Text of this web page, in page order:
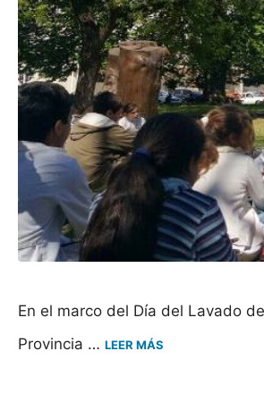
En el marco del Día del Lavado
Provincia … LEER MÁS